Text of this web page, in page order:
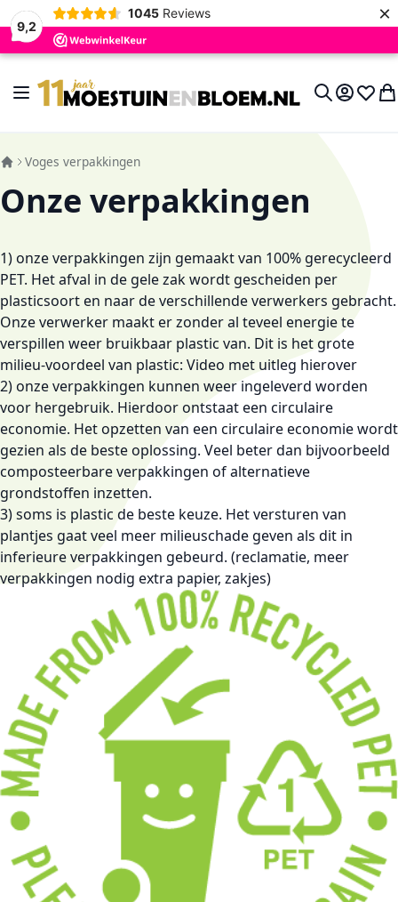
9,2
1045 Reviews ×
Toggle Nav
Account
Voges verpakkingen
Onze verpakkingen
1) onze verpakkingen zijn gemaakt van 100% gerecycleerd
PET. Het afval in de gele zak wordt gescheiden per
plasticsoort en naar de verschillende verwerkers gebracht.
Onze verwerker maakt er zonder al teveel energie te
verspillen weer bruikbaar plastic van. Dit is het grote
milieu-voordeel van plastic: Video met uitleg hierover
2) onze verpakkingen kunnen weer ingeleverd worden
voor hergebruik. Hierdoor ontstaat een circulaire
economie. Het opzetten van een circulaire economie wordt
gezien als de beste oplossing. Veel beter dan bijvoorbeeld
composteerbare verpakkingen of alternatieve
grondstoffen inzetten.
3) soms is plastic de beste keuze. Het versturen van
plantjes gaat veel meer milieuschade geven als dit in
inferieure verpakkingen gebeurd. (reclamatie, meer
verpakkingen nodig extra papier, zakjes)